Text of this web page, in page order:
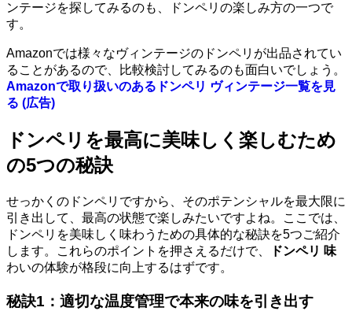
ンテージを探してみるのも、ドンペリの楽しみ方の一つで
す。
Amazonでは様々なヴィンテージのドンペリが出品されてい
ることがあるので、比較検討してみるのも面白いでしょう。
Amazonで取り扱いのあるドンペリ ヴィンテージ一覧を見
る (広告)
ドンペリを最高に美味しく楽しむため
の5つの秘訣
せっかくのドンペリですから、そのポテンシャルを最大限に
引き出して、最高の状態で楽しみたいですよね。ここでは、
ドンペリを美味しく味わうための具体的な秘訣を5つご紹介
します。これらのポイントを押さえるだけで、
ドンペリ 味
わいの体験が格段に向上するはずです。
秘訣1：適切な温度管理で本来の味を引き出す